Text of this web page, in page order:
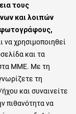
τους
και λοιπών
φωτογράφους,
να χρησιμοποιηθεί
και τα
ΜΜΕ. Με τη
τη
και συναινείτε
πιθανότητα να